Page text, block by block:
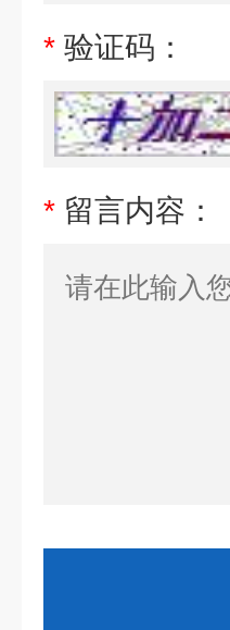
* 验证码：
* 留言内容：